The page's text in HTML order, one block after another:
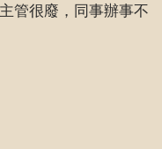
管很廢，同事辦事不